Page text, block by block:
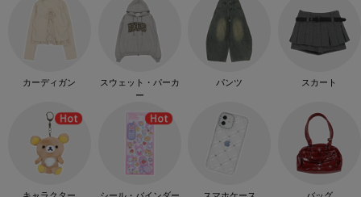
カーディガン
スウェット・パーカ
ー
パンツ スカート